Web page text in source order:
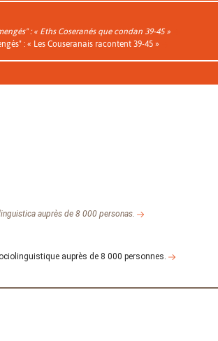
: « Eths Coseranés que condan 39-45 »
: « Les Couseranais racontent 39-45 »
auprès de 8 000 personas.
auprès de 8 000 personnes.